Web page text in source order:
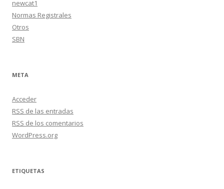
newcat1
Normas Registrales
Otros
SBN
META
Acceder
RSS de las entradas
RSS de los comentarios
WordPress.org
ETIQUETAS